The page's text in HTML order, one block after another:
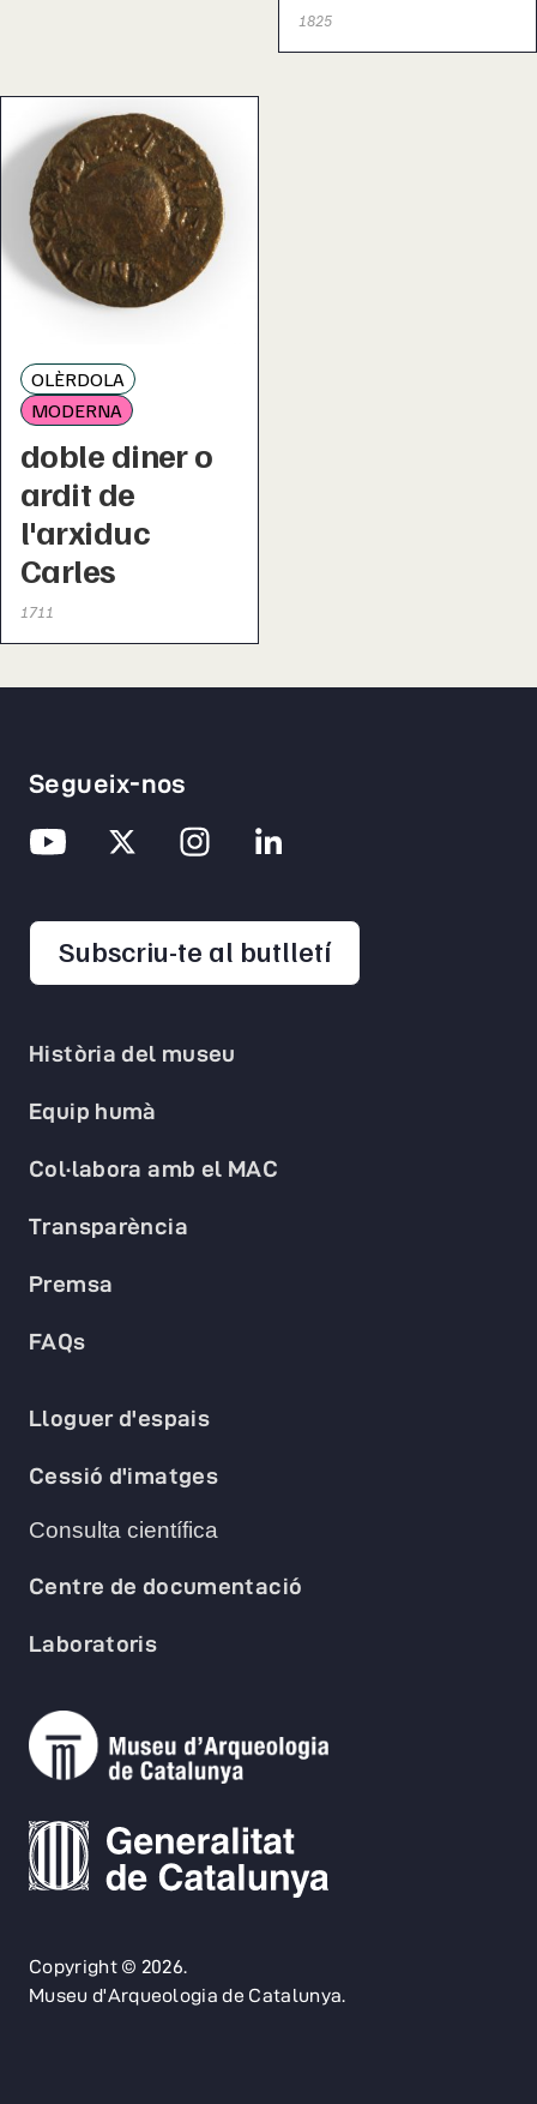
1825
OLÈRDOLA
MODERNA
doble diner o
ardit de
l'arxiduc
Carles
1711
Copyright © 2026.
Museu d'Arqueologia de Catalunya.
Història del museu
Equip humà
Col·labora amb el MAC
Transparència
Premsa
FAQs
Lloguer d'espais
Cessió d'imatges
Consulta científica
Centre de documentació
Laboratoris
Segueix-nos
Subscriu-te al butlletíopens in a new